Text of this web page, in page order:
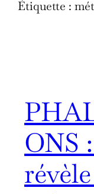
Étiquette :
ONS